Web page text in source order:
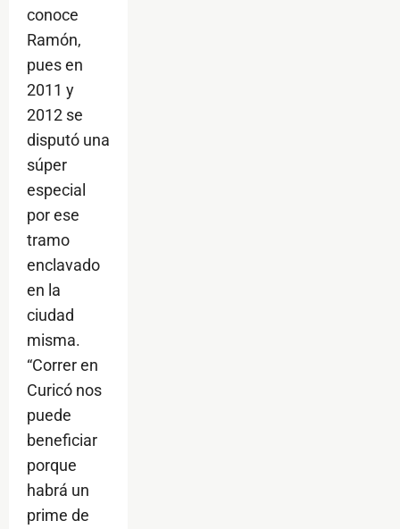
conoce
Ramón,
pues en
2011 y
2012 se
disputó una
súper
especial
por ese
tramo
enclavado
en la
ciudad
misma.
“Correr en
Curicó nos
puede
beneficiar
porque
habrá un
prime de